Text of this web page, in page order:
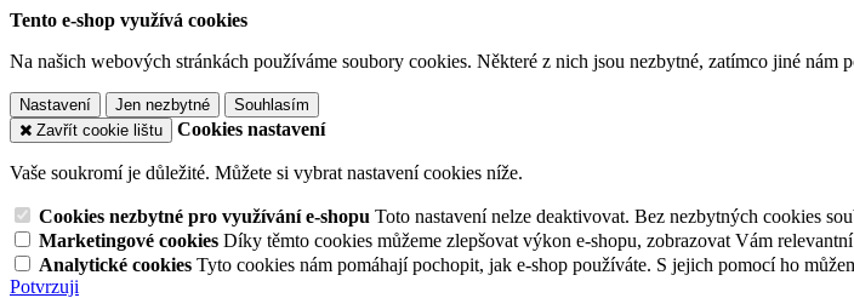
Tento e-shop využívá cookies
Na našich webových stránkách používáme soubory cookies. Některé z nich jsou nezbytné, zatímco jiné
Nastavení Jen nezbytné
Souhlasím
Zavřít cookie lištu
Cookies nastavení
Vaše soukromí je důležité. Můžete si vybrat nastavení cookies níže.
Cookies nezbytné pro využívání e-shopu Toto nastavení nelze deaktivovat. Bez nezbytných cookies
Marketingové cookies Díky těmto cookies můžeme zlepšovat výkon e-shopu, zobrazovat Vám
Analytické cookies Tyto cookies nám pomáhají pochopit, jak e-shop používáte. S jejich pomocí ho
Potvrzuji